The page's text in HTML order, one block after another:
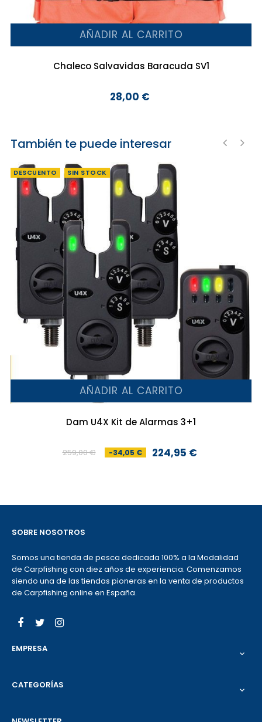
AÑADIR AL CARRITO
Chaleco Salvavidas Baracuda SV1
Precio
28,00 €
También te puede interesar
DESCUENTO SIN STOCK
AÑADIR AL CARRITO
Dam U4X Kit de Alarmas 3+1
Precio
259,00 € -34,05 €
Precio224,95 €
SOBRE NOSOTROS
Somos una tienda de pesca dedicada 100% a la Modalidad
de Carpfishing con diez años de experiencia. Comenzamos
siendo una de las tiendas pioneras en la venta de productos
de Carpfishing online en España.
Facebook
Twitter
EMPRESA 
CATEGORÍAS 